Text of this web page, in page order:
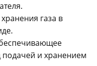
газа в
подачей и хранением